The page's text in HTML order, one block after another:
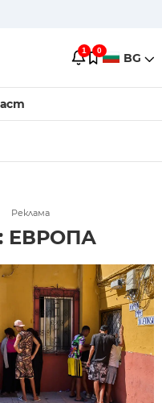
1 0 BG
Реклама
ЕВРОПА